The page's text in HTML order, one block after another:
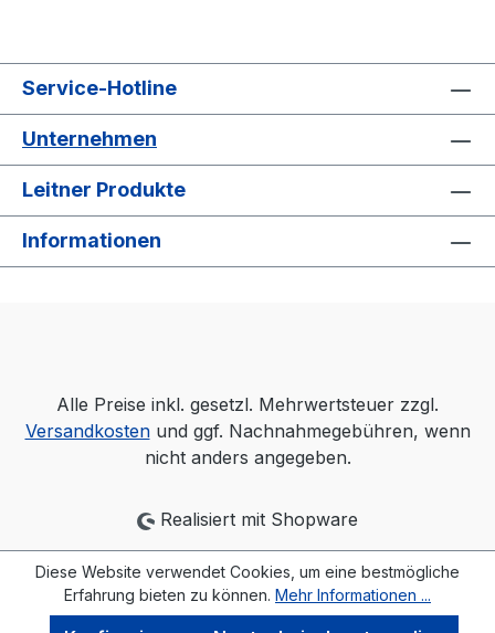
Service-Hotline
Unternehmen
Leitner Produkte
Informationen
Alle Preise inkl. gesetzl. Mehrwertsteuer zzgl.
Versandkostenund ggf. Nachnahmegebühren, wenn
nicht anders angegeben.
Realisiert mit Shopware
Diese Website verwendet Cookies, um eine bestmögliche
Erfahrung bieten zu können. Mehr Informationen ...